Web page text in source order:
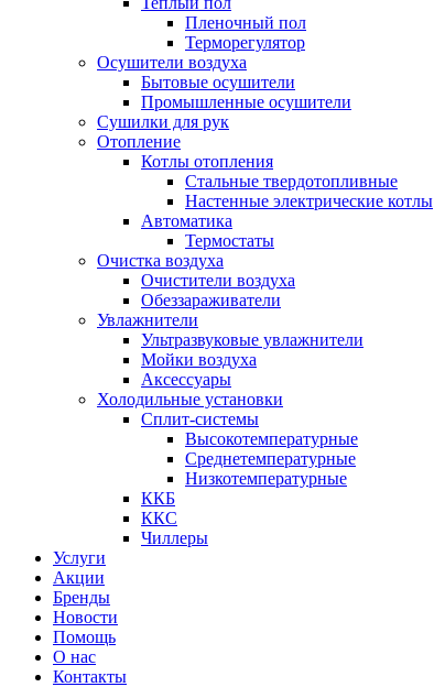
Пленочный пол
Терморегулятор
Осушители воздуха
Бытовые осушители
Промышленные осушители
Сушилки для рук
Отопление
Котлы отопления
Стальные твердотопливные
Настенные электрические котлы
Автоматика
Термостаты
Очистка воздуха
Очистители воздуха
Обеззараживатели
Увлажнители
Ультразвуковые увлажнители
Мойки воздуха
Аксессуары
Холодильные установки
Сплит-системы
Высокотемпературные
Среднетемпературные
Низкотемпературные
ККБ
ККС
Чиллеры
Услуги
Акции
Бренды
Новости
Помощь
О нас
Контакты